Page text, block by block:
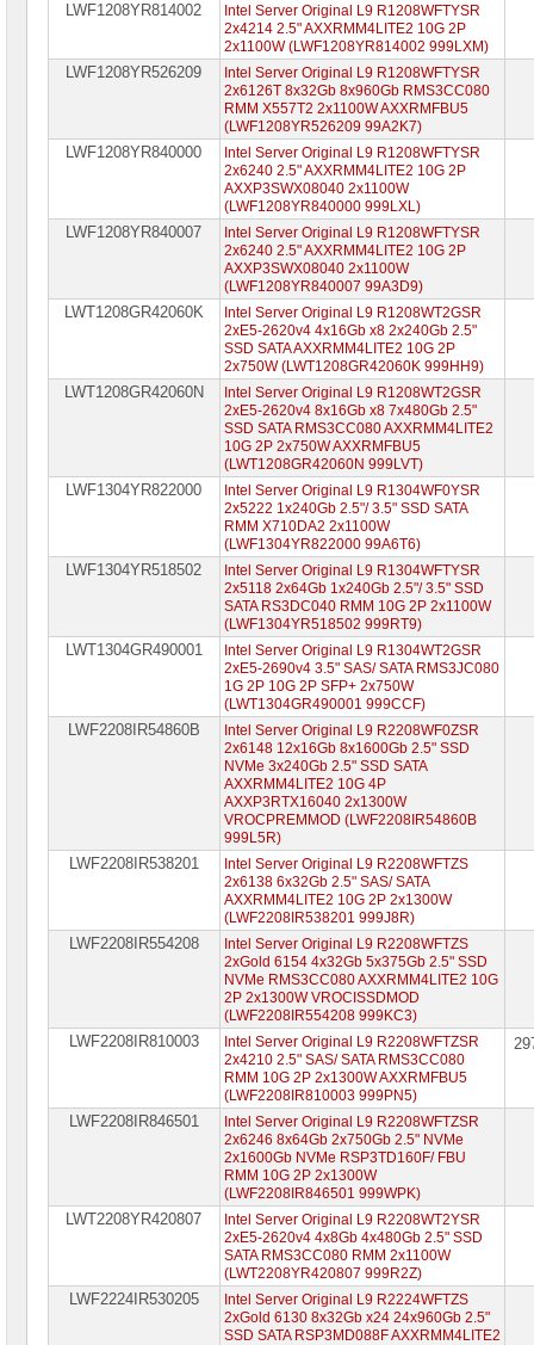
Intel
2U
Intel
►
платформы
SuperMicro
материнские
платы
корпуса
Серверная
память
жесткие
диски
&
RAID-
Серверные
опции
Российское
обеспечение
Специальные
LWF1208YR814002
Intel Server Original L9 R1208WFTYSR
2x4214 2.5" AXXRMM4LITE2 10G 2P
2x1100W (LWF1208YR814002 999LXM)
LWF1208YR526209
Intel Server Original L9 R1208WFTYSR
2x6126T 8x32Gb 8x960Gb RMS3CC080
RMM X557T2 2x1100W AXXRMFBU5
(LWF1208YR526209 99A2K7)
LWF1208YR840000
Intel Server Original L9 R1208WFTYSR
2x6240 2.5" AXXRMM4LITE2 10G 2P
AXXP3SWX08040 2x1100W
(LWF1208YR840000 999LXL)
LWF1208YR840007
Intel Server Original L9 R1208WFTYSR
2x6240 2.5" AXXRMM4LITE2 10G 2P
AXXP3SWX08040 2x1100W
(LWF1208YR840007 99A3D9)
LWT1208GR42060K
Intel Server Original L9 R1208WT2GSR
2xE5-2620v4 4x16Gb x8 2x240Gb 2.5"
SSD SATA AXXRMM4LITE2 10G 2P
2x750W (LWT1208GR42060K 999HH9)
LWT1208GR42060N
Intel Server Original L9 R1208WT2GSR
2xE5-2620v4 8x16Gb x8 7x480Gb 2.5"
SSD SATA RMS3CC080 AXXRMM4LITE2
10G 2P 2x750W AXXRMFBU5
(LWT1208GR42060N 999LVT)
LWF1304YR822000
Intel Server Original L9 R1304WF0YSR
2x5222 1x240Gb 2.5"/ 3.5" SSD SATA
RMM X710DA2 2x1100W
(LWF1304YR822000 99A6T6)
LWF1304YR518502
Intel Server Original L9 R1304WFTYSR
2x5118 2x64Gb 1x240Gb 2.5"/ 3.5" SSD
SATA RS3DC040 RMM 10G 2P 2x1100W
(LWF1304YR518502 999RT9)
LWT1304GR490001
Intel Server Original L9 R1304WT2GSR
2xE5-2690v4 3.5" SAS/ SATA RMS3JC080
1G 2P 10G 2P SFP+ 2x750W
(LWT1304GR490001 999CCF)
LWF2208IR54860B
Intel Server Original L9 R2208WF0ZSR
2x6148 12x16Gb 8x1600Gb 2.5" SSD
NVMe 3x240Gb 2.5" SSD SATA
AXXRMM4LITE2 10G 4P
AXXP3RTX16040 2x1300W
VROCPREMMOD (LWF2208IR54860B
999L5R)
LWF2208IR538201
Intel Server Original L9 R2208WFTZS
2x6138 6x32Gb 2.5" SAS/ SATA
AXXRMM4LITE2 10G 2P 2x1300W
(LWF2208IR538201 999J8R)
LWF2208IR554208
Intel Server Original L9 R2208WFTZS
2xGold 6154 4x32Gb 5x375Gb 2.5" SSD
NVMe RMS3CC080 AXXRMM4LITE2 10G
2P 2x1300W VROCISSDMOD
(LWF2208IR554208 999KC3)
LWF2208IR810003
Intel Server Original L9 R2208WFTZSR
2x4210 2.5" SAS/ SATA RMS3CC080
RMM 10G 2P 2x1300W AXXRMFBU5
(LWF2208IR810003 999PN5)
LWF2208IR846501
Intel Server Original L9 R2208WFTZSR
2x6246 8x64Gb 2x750Gb 2.5" NVMe
2x1600Gb NVMe RSP3TD160F/ FBU
RMM 10G 2P 2x1300W
(LWF2208IR846501 999WPK)
LWT2208YR420807
Intel Server Original L9 R2208WT2YSR
2xE5-2620v4 4x8Gb 4x480Gb 2.5" SSD
SATA RMS3CC080 RMM 2x1100W
(LWT2208YR420807 999R2Z)
LWF2224IR530205
Intel Server Original L9 R2224WFTZS
2xGold 6130 8x32Gb x24 24x960Gb 2.5"
SSD SATA RSP3MD088F AXXRMM4LITE2